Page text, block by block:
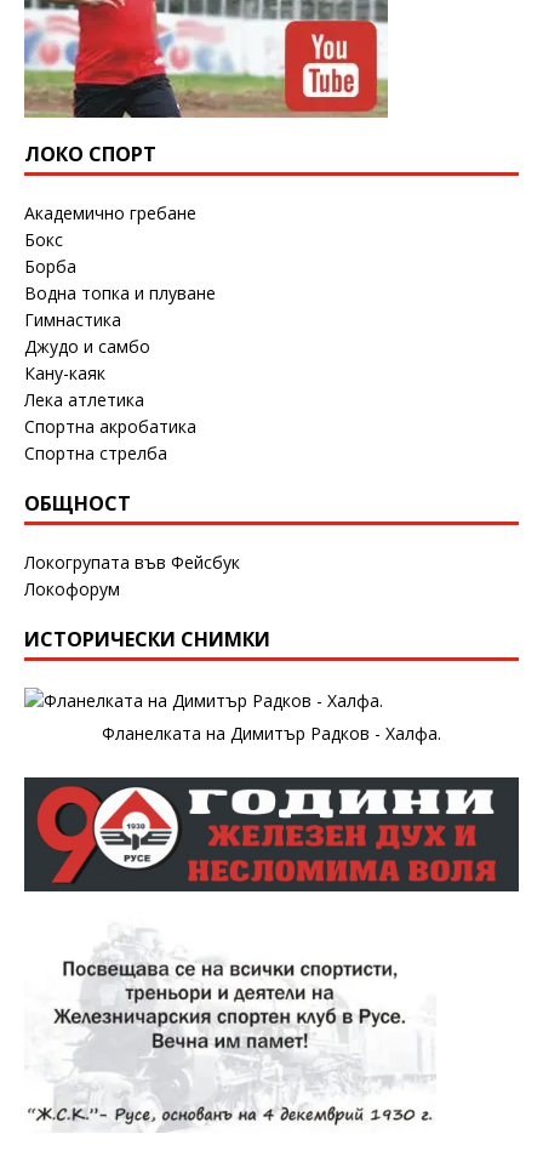
ЛОКО СПОРТ
Академично гребане
Бокс
Борба
Водна топка и плуване
Гимнастика
Джудо и самбо
Кану-каяк
Лека атлетика
Спортна акробатика
Спортна стрелба
ОБЩНОСТ
Локогрупата във Фейсбук
Локофорум
ИСТОРИЧЕСКИ СНИМКИ
Фланелката на Димитър Радков - Халфа.